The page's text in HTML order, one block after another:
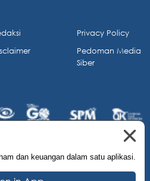
dan keuangan dalam satu aplikasi.
Privacy Policy
Pedoman Media
Siber
All Rights Reserved.